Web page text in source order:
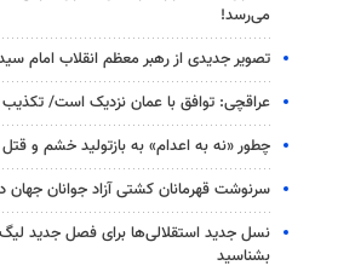
می‌رسد!
تصویر جدیدی از رهبر معظم انقلاب امام
عراقچی: توافق با عمان نزدیک است/ تکذیب سهم ۱۱ درصدی
چطور «نه به اعدام» به بازتولید خشم و
سرنوشت قهرمانان کشتی آزاد جوانان جهان در
بشناسید